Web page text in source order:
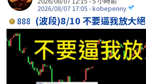
2026/08/07 17:05 - kobepenny
888 (波段)8/10 不要逼我放大絕